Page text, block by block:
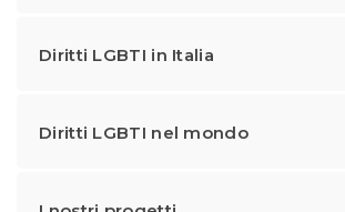
Diritti LGBTI in Italia
Diritti LGBTI nel mondo